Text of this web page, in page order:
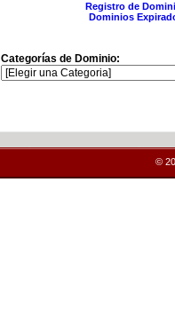
Registro de
Dominios
Categorías de Dominio:
©